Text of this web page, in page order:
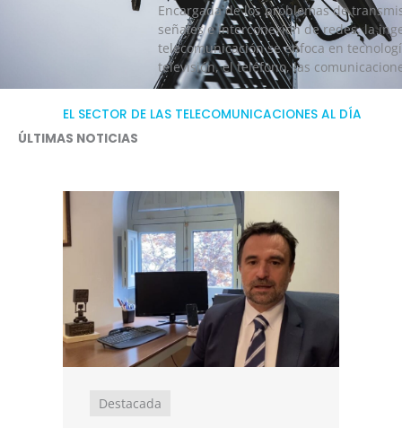
Encargada de los problemas de
señales e interconexión de redes, la
telecomunicación se enfoca en
televisión, el teléfono, las
EL SECTOR DE LAS TELECOMUNICACIONES AL DÍA
ÚLTIMAS NOTICIAS
Destacada